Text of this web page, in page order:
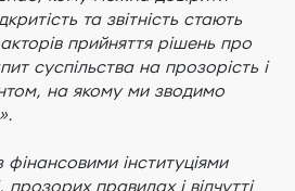
та звітність стають
прийняття рішень про
суспільства на прозорість і
на якому ми зводимо
фінансовими інституціями
прозорих правилах і відчутті